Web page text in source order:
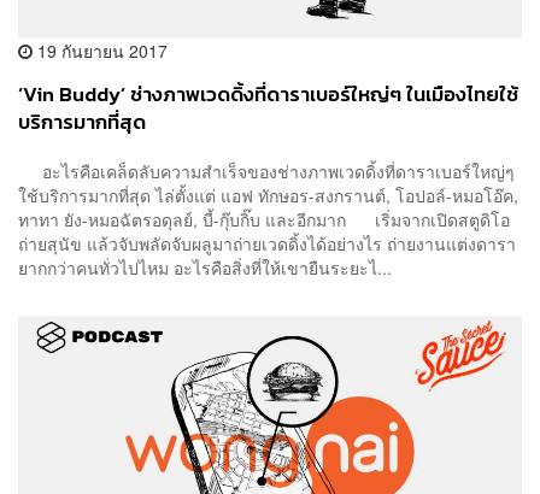
19 กันยายน 2017
‘Vin Buddy’ ช่างภาพเวดดิ้งที่ดาราเบอร์ใหญ่ๆ ในเมืองไทยใช้
บริการมากที่สุด
อะไรคือเคล็ดลับความสำเร็จของช่างภาพเวดดิ้งที่ดาราเบอร์ใหญ่ๆ
ใช้บริการมากที่สุด ไล่ตั้งแต่ แอฟ ทักษอร-สงกรานต์, โอปอล์-หมอโอ๊ค,
ทาทา ยัง-หมอฉัตรอดุลย์, บี้-กุ๊บกิ๊บ และอีกมาก เริ่มจากเปิดสตูดิโอ
ถ่ายสุนัข แล้วจับพลัดจับผลูมาถ่ายเวดดิ้งได้อย่างไร ถ่ายงานแต่งดารา
ยากกว่าคนทั่วไปไหม อะไรคือสิ่งที่ให้เขายืนระยะไ...